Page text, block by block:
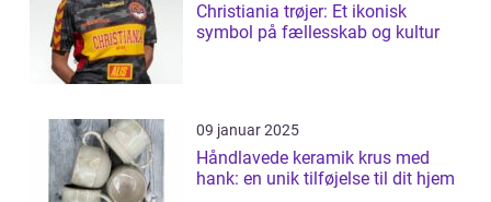
Christiania trøjer: Et ikonisk
symbol på fællesskab og kultur
09 januar 2025
Håndlavede keramik krus med
hank: en unik tilføjelse til dit hjem